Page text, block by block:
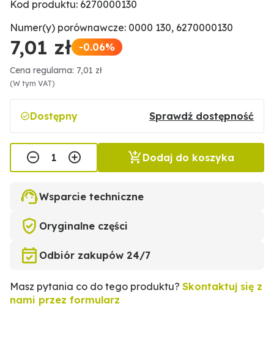
Kod produktu: 6270000130
Numer(y) porównawcze: 0000 130, 6270000130
7,01 zł -0.06%
Cena regularna: 7,01 zł
(W tym VAT)
Dostępny Sprawdź dostępność
Dodaj do koszyka
Wsparcie techniczne
Oryginalne części
Odbiór zakupów 24/7
Masz pytania co do tego produktu? Skontaktuj się z
nami przez formularz